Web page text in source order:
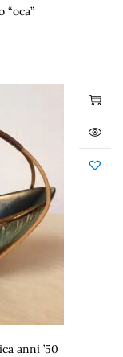
“oca”
anni ’50